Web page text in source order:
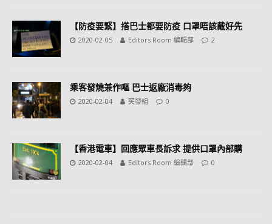
【防疫要緊】搭巴士都要防疫 口罩唔該戴好先
2020-02-05 Editors Room 編輯部 2
乘客發燒兼作嘔 巴士返廠消毒夠
2020-02-04 突發組 0
【香港電車】回應眾車長訴求 提供口罩內部購
2020-02-04 Editors Room 編輯部 0